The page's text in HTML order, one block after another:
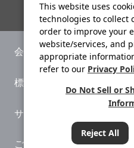
会社案内
標識・約款
サイトマップ
ご利用案内
This website uses
technologies to collect
order to improve your
website/services, and
appropriate
refer to our Privacy
Do Not Sell or
Reject All